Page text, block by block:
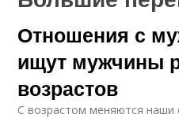
Отношения с
ищут мужчины
возрастов
С возрастом меняются наши